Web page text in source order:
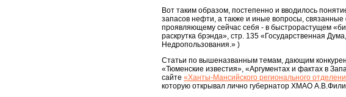
Вот таким образом, постепенно и вводилось
запасов нефти, а также и иные вопросы, связанные
проявляющему сейчас себя - в быстрорастущем
раскрутка брэнда», стр. 135 «Государственная
Недропользования.» )
Статьи по вышеназванным темам, дающим
«Тюменские известия», «Аргументах и фактах в
сайте «Ханты-Мансийского регионального
которую открывал лично губернатор ХМАО